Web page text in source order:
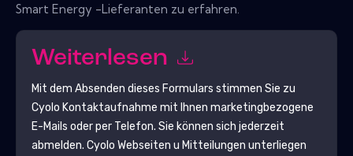
Smart Energy -Lieferanten zu erfahren.
Weiterlesen
Mit dem Absenden dieses Formulars stimmen Sie zu
Cyolo Kontaktaufnahme mit Ihnen marketingbezogene
E-Mails oder per Telefon. Sie können sich jederzeit
abmelden. Cyolo Webseiten u Mitteilungen unterliegen